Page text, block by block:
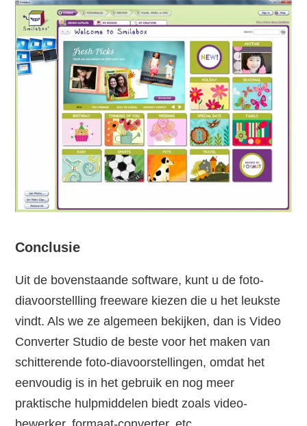
Conclusie
Uit de bovenstaande software, kunt u de foto-
diavoorstellling freeware kiezen die u het leukste
vindt. Als we ze algemeen bekijken, dan is Video
Converter Studio de beste voor het maken van
schitterende foto-diavoorstellingen, omdat het
eenvoudig is in het gebruik en nog meer
praktische hulpmiddelen biedt zoals video-